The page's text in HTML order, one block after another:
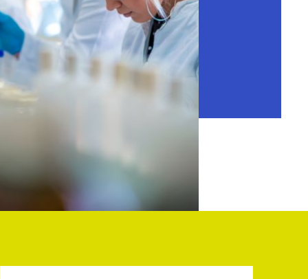
Sur nous
Inspiration du secteur